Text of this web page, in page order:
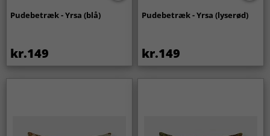
Pudebetræk - Yrsa (blå)
kr.149
Pudebetræk - Yrsa (lyserød)
kr.149